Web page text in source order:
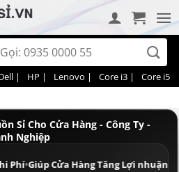
| HP | Lenovo | Core i3 | Core i5 |
Phân loại
Sỉ Cho Cửa Hàng - Công Ty -
Nghiệp
Cửa Hàng Tăng Lợi nhuận -